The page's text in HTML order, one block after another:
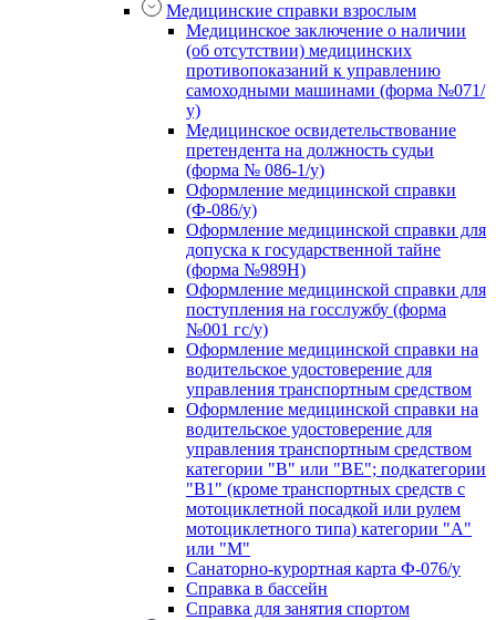
Медицинские справки взрослым
Медицинское заключение о наличии
(об отсутствии) медицинских
противопоказаний к управлению
самоходными машинами (форма №071/
у)
Медицинское освидетельствование
претендента на должность судьи
(форма № 086-1/у)
Оформление медицинской справки
(Ф-086/у)
Оформление медицинской справки для
допуска к государственной тайне
(форма №989Н)
Оформление медицинской справки для
поступления на госслужбу (форма
№001 гс/у)
Оформление медицинской справки на
водительское удостоверение для
управления транспортным средством
Оформление медицинской справки на
водительское удостоверение для
управления транспортным средством
категории "В" или "BE"; подкатегории
"В1" (кроме транспортных средств с
мотоциклетной посадкой или рулем
мотоциклетного типа) категории "А"
или "М"
Санаторно-курортная карта Ф-076/у
Справка в бассейн
Справка для занятия спортом